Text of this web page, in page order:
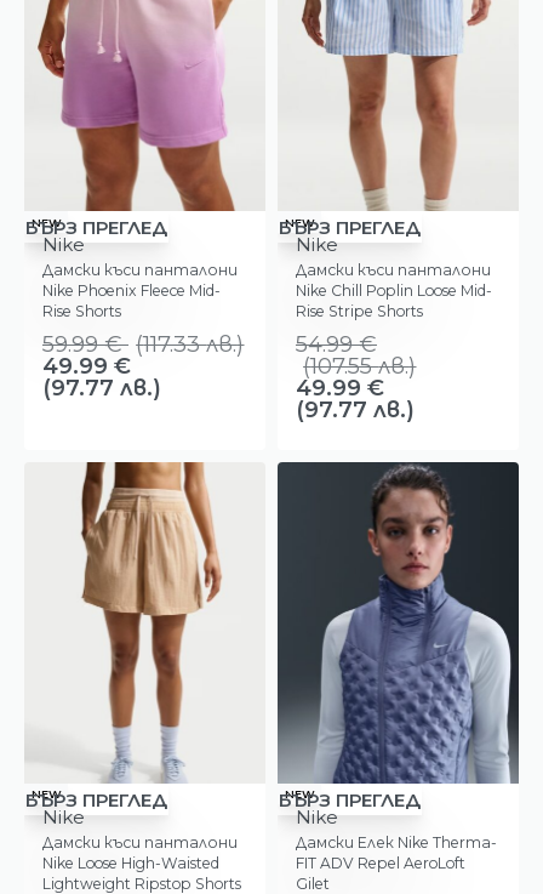
-17%
NEW
БЪРЗ ПРЕГЛЕД
Nike
Дамски къси панталони
Nike Phoenix Fleece Mid-
Rise Shorts
59.99€ (117.33лв.)
49.99 €
(97.77 лв.)
-9%
NEW
БЪРЗ ПРЕГЛЕД
Nike
Дамски къси панталони
Nike Chill Poplin Loose Mid-
Rise Stripe Shorts
54.99€
(107.55лв.)
49.99 €
(97.77 лв.)
-17%
NEW
БЪРЗ ПРЕГЛЕД
Nike
Дамски къси панталони
Nike Loose High-Waisted
Lightweight Ripstop Shorts
-38%
NEW
БЪРЗ ПРЕГЛЕД
Nike
Дамски Елек Nike Therma-
FIT ADV Repel AeroLoft
Gilet